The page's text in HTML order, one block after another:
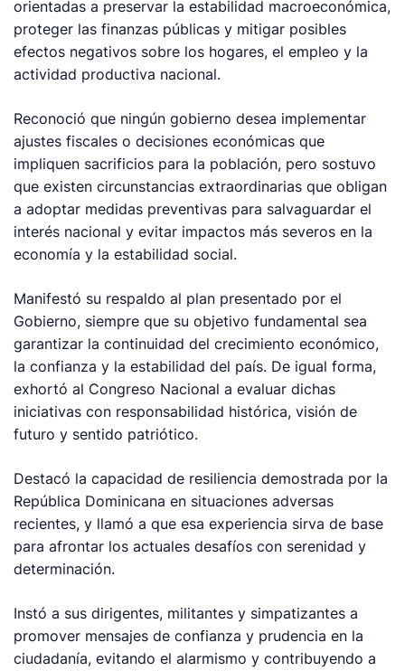
orientadas a preservar la estabilidad macroeconómica,
proteger las finanzas públicas y mitigar posibles
efectos negativos sobre los hogares, el empleo y la
actividad productiva nacional.
Reconoció que ningún gobierno desea implementar
ajustes fiscales o decisiones económicas que
impliquen sacrificios para la población, pero sostuvo
que existen circunstancias extraordinarias que obligan
a adoptar medidas preventivas para salvaguardar el
interés nacional y evitar impactos más severos en la
economía y la estabilidad social.
Manifestó su respaldo al plan presentado por el
Gobierno, siempre que su objetivo fundamental sea
garantizar la continuidad del crecimiento económico,
la confianza y la estabilidad del país. De igual forma,
exhortó al Congreso Nacional a evaluar dichas
iniciativas con responsabilidad histórica, visión de
futuro y sentido patriótico.
Destacó la capacidad de resiliencia demostrada por la
República Dominicana en situaciones adversas
recientes, y llamó a que esa experiencia sirva de base
para afrontar los actuales desafíos con serenidad y
determinación.
Instó a sus dirigentes, militantes y simpatizantes a
promover mensajes de confianza y prudencia en la
ciudadanía, evitando el alarmismo y contribuyendo a